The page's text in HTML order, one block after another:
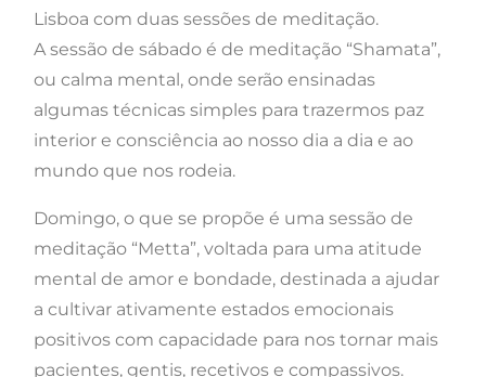
Lisboa com duas sessões de meditação.
A sessão de sábado é de meditação “Shamata”,
ou calma mental, onde serão ensinadas
algumas técnicas simples para trazermos paz
interior e consciência ao nosso dia a dia e ao
mundo que nos rodeia.
Domingo, o que se propõe é uma sessão de
meditação “Metta”, voltada para uma atitude
mental de amor e bondade, destinada a ajudar
a cultivar ativamente estados emocionais
positivos com capacidade para nos tornar mais
pacientes, gentis, recetivos e compassivos.